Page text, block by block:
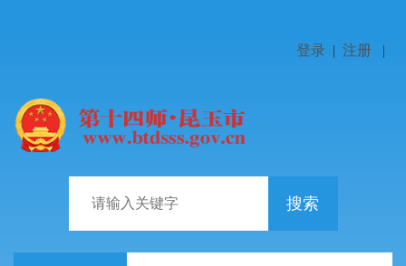
登录 | 注册 |
搜索
非遗创新传承如何“出圈”？